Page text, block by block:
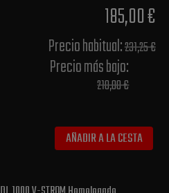
185,00 €
Precio habitual​:231,25 €
Precio más bajo​:
210,00 €
AÑADIR A LA CESTA